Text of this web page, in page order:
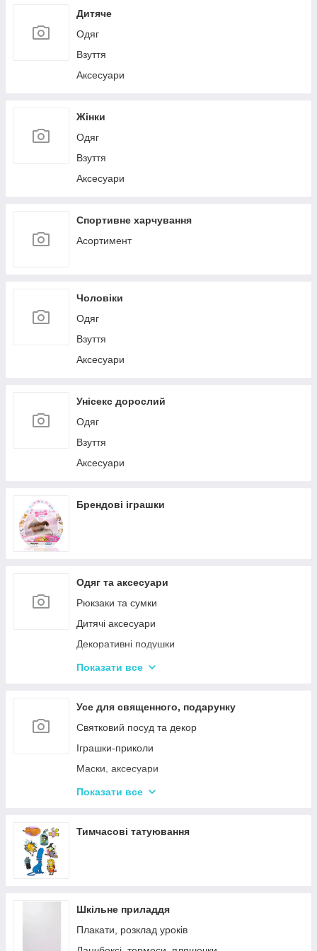
Дитяче
Одяг
Взуття
Аксесуари
Жінки
Одяг
Взуття
Аксесуари
Спортивне харчування
Асортимент
Чоловіки
Одяг
Взуття
Аксесуари
Унісекс дорослий
Одяг
Взуття
Аксесуари
Брендові іграшки
Одяг та аксесуари
Рюкзаки та сумки
Дитячі аксесуари
Декоративні подушки
Дитячі парасольки
Показати все
Усе для священного, подарунку
Святковий посуд та декор
Іграшки-приколи
Маски, аксесуари
Повітряні кульки
Фоторамки і фотоальбоми
Показати все
Тимчасові татуювання
Шкільне приладдя
Плакати, розклад уроків